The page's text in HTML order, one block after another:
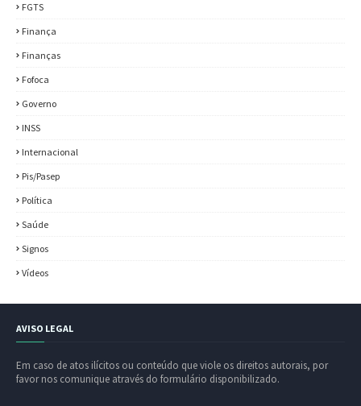
FGTS
Finança
Finanças
Fofoca
Governo
INSS
Internacional
Pis/Pasep
Política
Saúde
Signos
Vídeos
AVISO LEGAL
Em caso de atos ilícitos ou conteúdo que viole os direitos autorais, por
favor nos comunique através do formulário disponibilizado.